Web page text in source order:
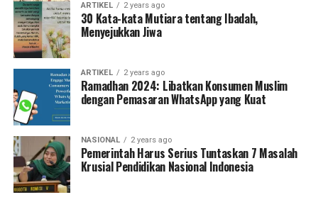
ARTIKEL 2 years ago
30 Kata-kata Mutiara tentang Ibadah,
Menyejukkan Jiwa
ARTIKEL 2 years ago
Ramadhan 2024: Libatkan Konsumen Muslim
dengan Pemasaran WhatsApp yang Kuat
NASIONAL 2 years ago
Pemerintah Harus Serius Tuntaskan 7 Masalah
Krusial Pendidikan Nasional Indonesia